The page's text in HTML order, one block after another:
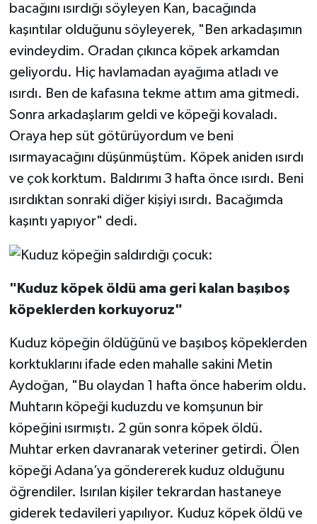
bacağını ısırdığı söyleyen Kan, bacağında
kaşıntılar olduğunu söyleyerek, "Ben arkadaşımın
evindeydim. Oradan çıkınca köpek arkamdan
geliyordu. Hiç havlamadan ayağıma atladı ve
ısırdı. Ben de kafasına tekme attım ama gitmedi.
Sonra arkadaşlarım geldi ve köpeği kovaladı.
Oraya hep süt götürüyordum ve beni
ısırmayacağını düşünmüştüm. Köpek aniden ısırdı
ve çok korktum. Baldırımı 3 hafta önce ısırdı. Beni
ısırdıktan sonraki diğer kişiyi ısırdı. Bacağımda
kaşıntı yapıyor" dedi.
"Kuduz köpek öldü ama geri kalan başıboş
köpeklerden korkuyoruz"
Kuduz köpeğin öldüğünü ve başıboş köpeklerden
korktuklarını ifade eden mahalle sakini Metin
Aydoğan, "Bu olaydan 1 hafta önce haberim oldu.
Muhtarın köpeği kuduzdu ve komşunun bir
köpeğini ısırmıştı. 2 gün sonra köpek öldü.
Muhtar erken davranarak veteriner getirdi. Ölen
köpeği Adana’ya göndererek kuduz olduğunu
öğrendiler. Isırılan kişiler tekrardan hastaneye
giderek tedavileri yapılıyor. Kuduz köpek öldü ve